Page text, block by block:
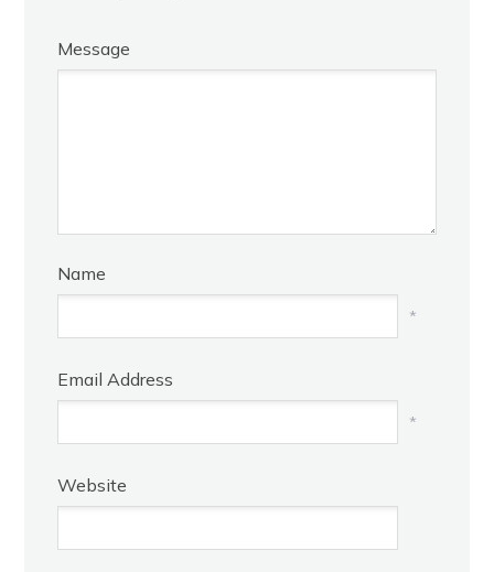
Message
Name
*
Email Address
*
Website